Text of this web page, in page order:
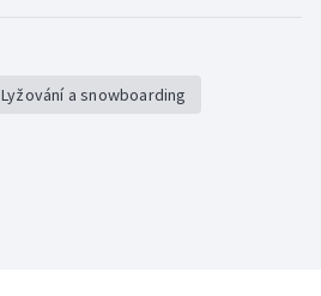
Lyžování a snowboarding